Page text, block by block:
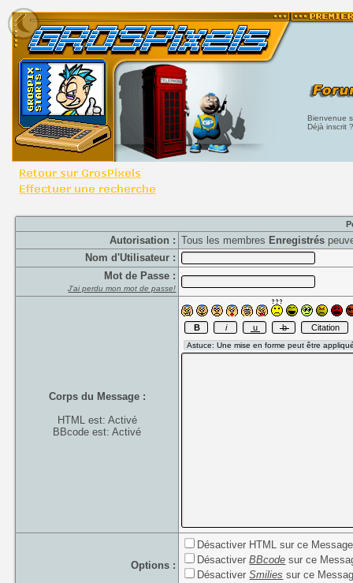
Bienvenue
Déjà inscrit
Autorisation : Tous les membres Enregistrés
Nom d'Utilisateur :
Mot de Passe :
J'ai perdu mon mot de passe!
Corps du Message :
HTML est: Activé
BBcode est: Activé
Options :
Désactiver HTML sur ce Message
DésactiverBBcode sur ce
DésactiverSmilies sur ce